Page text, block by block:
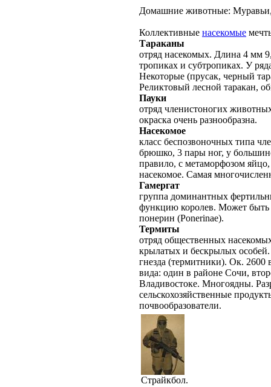
Домашние животные:
Коллективные насекомые
Тараканы
отряд насекомых. Длина 4 мм
тропиках и субтропиках. У
Некоторые (прусак, черный
Реликтовый лесной таракан,
Пауки
отряд членистоногих
окраска очень разнообразна.
Насекомое
класс беспозвоночных типа
брюшко, 3 пары ног, у
правило, с метаморфозом
насекомое. Самая
Гамергат
группа доминантных
функцию королев. Может быть
понерин (Ponerinae).
Термиты
отряд общественных
крылатых и бескрылых
гнезда (термитники). Ок. 2600
вида: один в районе Сочи,
Владивостоке. Многоядны.
сельскохозяйственные
почвообразователи.
Страйкбол.